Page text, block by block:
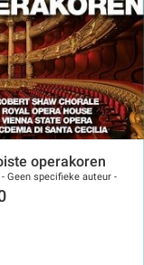
operakoren
- Geen specifieke auteur -